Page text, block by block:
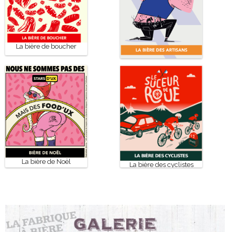
La bière de boucher
La bière de Noël La bière des cyclistes